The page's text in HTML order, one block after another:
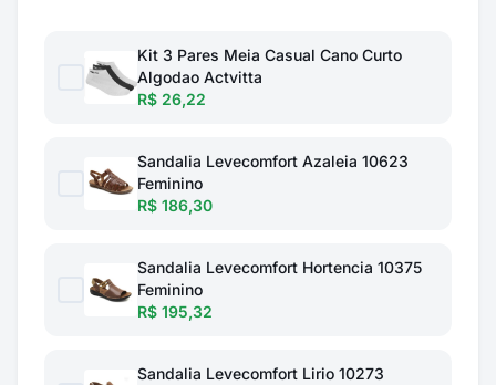
Kit 3 Pares Meia Casual Cano Curto
Algodao Actvitta
R$ 26,22
Sandalia Levecomfort Azaleia 10623
Feminino
R$ 186,30
Sandalia Levecomfort Hortencia 10375
Feminino
R$ 195,32
Sandalia Levecomfort Lirio 10273